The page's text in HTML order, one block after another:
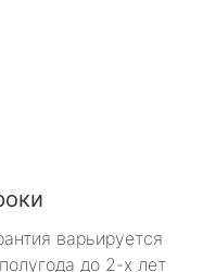
варьируется
до 2-х лет